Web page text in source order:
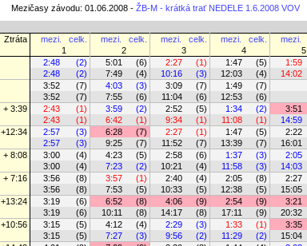
Mezičasy závodu: 01.06.2008 - ŽB-M - krátká trať NEDELE 1.6.2008 VOV
Ztráta mezi. celk. mezi. celk. mezi. celk. mezi. celk. mezi.
1 2 3 4 5
2:48 (2) 5:01 (6) 2:27 (1) 1:47 (5) 1:59
2:48 (2) 7:49 (4) 10:16 (3) 12:03 (4) 14:02
3:52 (7) 4:03 (3) 3:09 (7) 1:49 (7)
3:52 (7) 7:55 (6) 11:04 (6) 12:53
(6)
+ 3:39 2:43 (1) 3:59 (2) 2:52 (5) 1:34 (2) 3:51
2:43 (1) 6:42 (1) 9:34 (1) 11:08 (1) 14:59
+12:34 2:57 (3) 6:28 (7) 2:27 (1) 1:47 (5) 2:22
2:57 (3) 9:25 (7) 11:52 (7) 13:39 (7) 16:01
+ 8:08 3:00 (4) 4:23 (5) 2:58 (6) 1:37 (3) 2:05
3:00 (4) 7:23 (2) 10:21 (4) 11:58 (3) 14:03
+ 7:16 3:56 (8) 3:57 (1) 2:40 (4) 2:05 (8) 2:27
3:56 (8) 7:53 (5) 10:33 (5) 12:38 (5) 15:05
+13:24 3:19 (6) 6:52 (8) 4:06 (9) 2:54 (9) 3:21
3:19 (6) 10:11 (8) 14:17 (8) 17:11 (9) 20:32
+10:56 3:15 (5) 4:12 (4) 2:29 (3) 1:33 (1) 3:35
3:15 (5) 7:27 (3) 9:56 (2) 11:29 (2) 15:04